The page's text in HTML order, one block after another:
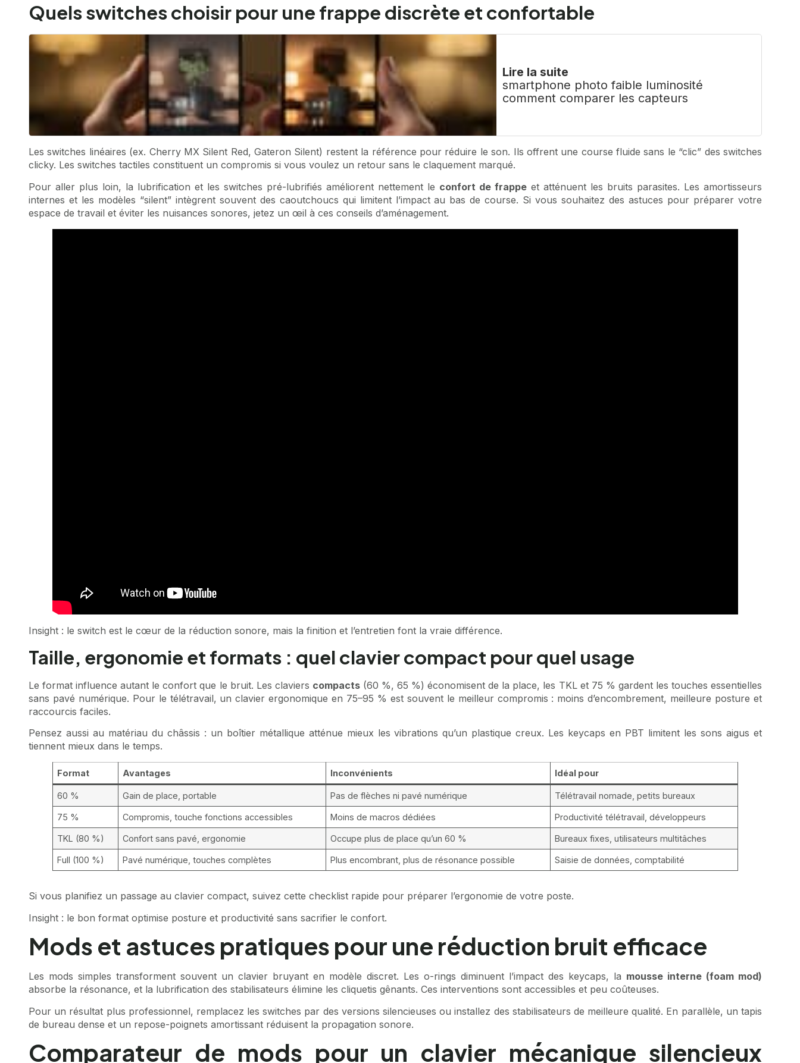
Quels switches choisir pour une frappe discrète et confortable
Lire la suite
smartphone photo faible luminosité
comment comparer les capteurs
Les switches linéaires (ex. Cherry MX Silent Red, Gateron Silent) restent la référence pour réduire le son. Ils offrent une course fluide sans le “clic” des switches
clicky. Les switches tactiles constituent un compromis si vous voulez un retour sans le claquement marqué.
Pour aller plus loin, la lubrification et les switches pré-lubrifiés améliorent nettement le confort de frappe et atténuent les bruits parasites. Les amortisseurs
internes et les modèles “silent” intègrent souvent des caoutchoucs qui limitent l’impact au bas de course. Si vous souhaitez des astuces pour préparer votre
espace de travail et éviter les nuisances sonores, jetez un œil à ces conseils d’aménagement.
Insight : le switch est le cœur de la réduction sonore, mais la finition et l’entretien font la vraie différence.
Taille, ergonomie et formats : quel clavier compact pour quel usage
Le format influence autant le confort que le bruit. Les claviers compacts(60 %, 65 %) économisent de la place, les TKL et 75 % gardent les touches essentielles
sans pavé numérique. Pour le télétravail, un clavier ergonomique en 75–95 % est souvent le meilleur compromis : moins d’encombrement, meilleure posture et
raccourcis faciles.
Pensez aussi au matériau du châssis : un boîtier métallique atténue mieux les vibrations qu’un plastique creux. Les keycaps en PBT limitent les sons aigus et
tiennent mieux dans le temps.
Format Avantages Inconvénients Idéal pour
60 % Gain de place, portable Pas de flèches ni pavé numérique Télétravail nomade, petits bureaux
75 % Compromis, touche fonctions accessibles Moins de macros dédiées Productivité télétravail, développeurs
TKL (80 %) Confort sans pavé, ergonomie Occupe plus de place qu’un 60 % Bureaux fixes, utilisateurs multitâches
Full (100 %) Pavé numérique, touches complètes Plus encombrant, plus de résonance possible Saisie de données, comptabilité
Si vous planifiez un passage au clavier compact, suivez cette checklist rapide pour préparer l’ergonomie de votre poste.
Insight : le bon format optimise posture et productivité sans sacrifier le confort.
Mods et astuces pratiques pour une réduction bruit efficace
Les mods simples transforment souvent un clavier bruyant en modèle discret. Les o-rings diminuent l’impact des keycaps, la mousse interne (foam mod)
absorbe la résonance, et la lubrification des stabilisateurs élimine les cliquetis gênants. Ces interventions sont accessibles et peu coûteuses.
Pour un résultat plus professionnel, remplacez les switches par des versions silencieuses ou installez des stabilisateurs de meilleure qualité. En parallèle, un tapis
de bureau dense et un repose-poignets amortissant réduisent la propagation sonore.
Comparateur de mods pour un clavier mécanique silencieux